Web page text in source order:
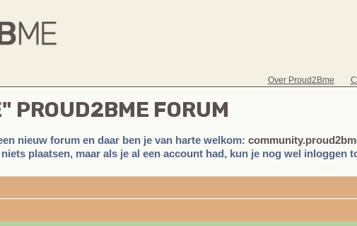
Over Proud2Bme
PROUD2BME FORUM
nieuw forum en daar ben je van harte welkom:
plaatsen, maar als je al een account had, kun je nog wel inloggen